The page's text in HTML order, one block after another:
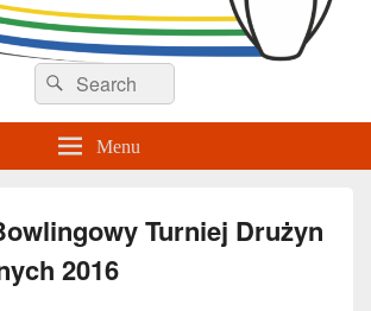
– Rybnik
Search
for:
Search
Menu
Turniej Drużyn
2016